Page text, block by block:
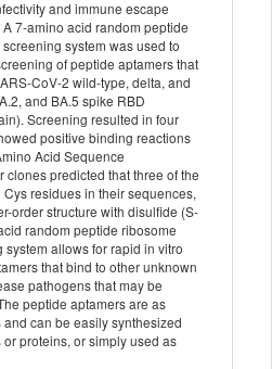
and immune escape
7-amino acid random peptide
system was used to
of peptide aptamers that
CoV-2 wild-type, delta, and
and BA.5 spike RBD
Screening resulted in four
positive binding reactions
Acid Sequence
clones predicted that three of the
residues in their sequences,
order structure with disulfide (S-
random peptide ribosome
allows for rapid in vitro
that bind to other unknown
pathogens that may be
peptide aptamers are as
can be easily synthesized
proteins, or simply used as